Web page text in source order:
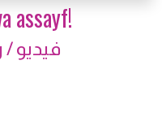
assayf!
فيديو / روضة 1 -